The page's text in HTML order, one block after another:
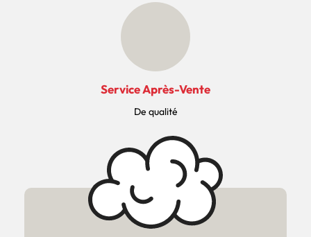
Service Après-Vente
De qualité